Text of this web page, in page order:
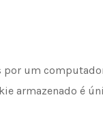
por um
armazenado é